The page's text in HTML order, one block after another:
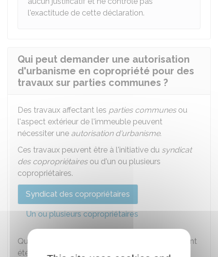
l'exactitude de cette déclaration.
Qui peut demander une autorisation
d'urbanisme en copropriété pour des
travaux sur parties communes ?
Des travaux affectant les parties communesou
l'aspect extérieur de l'immeuble peuvent
nécessiter une autorisation d'urbanisme.
Ces travaux peuvent être à l'initiative du syndicat
des copropriétairesou d'un ou plusieurs
copropriétaires.
Syndicat des copropriétaires
Un ou plusieurs copropriétaires
Quand des travaux sur des
ont
été votés en assemblée générale,
le syndic